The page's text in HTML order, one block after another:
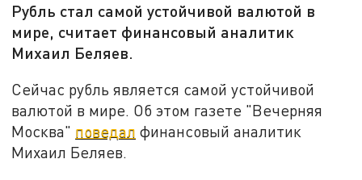
Рубль стал самой устойчивой валютой в
мире, считает финансовый аналитик
Михаил Беляев.
Сейчас рубль является самой устойчивой
валютой в мире. Об этом газете "Вечерняя
Москва" поведал финансовый аналитик
Михаил Беляев.